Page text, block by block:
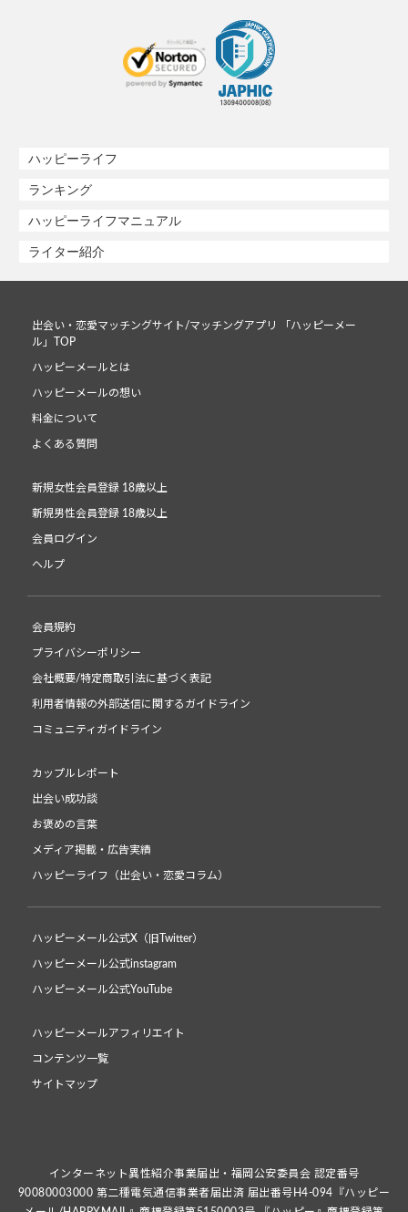
ハッピーライフ
ランキング
ハッピーライフマニュアル
ライター紹介
出会い・恋愛マッチングサイト/マッチングアプリ 「ハッピーメー
ル」TOP
ハッピーメールとは
ハッピーメールの想い
料金について
よくある質問
新規女性会員登録 18歳以上
新規男性会員登録 18歳以上
会員ログイン
ヘルプ
会員規約
プライバシーポリシー
会社概要/特定商取引法に基づく表記
利用者情報の外部送信に関するガイドライン
コミュニティガイドライン
カップルレポート
出会い成功談
お褒めの言葉
メディア掲載・広告実績
ハッピーライフ（出会い・恋愛コラム）
ハッピーメール公式X（旧Twitter）
ハッピーメール公式instagram
ハッピーメール公式YouTube
ハッピーメールアフィリエイト
コンテンツ一覧
サイトマップ
インターネット異性紹介事業届出・福岡公安委員会 認定番号
90080003000 第二種電気通信事業者届出済 届出番号H4-094『ハッピー